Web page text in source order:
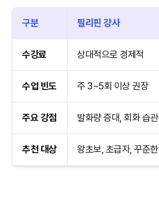
구분 필리핀 강사
수강료 상대적으로 경제적
수업 빈도 주 3~5회 이상 권장
주요 강점 발화량 증대, 회화 습
추천 대상 왕초보, 초급자, 꾸준